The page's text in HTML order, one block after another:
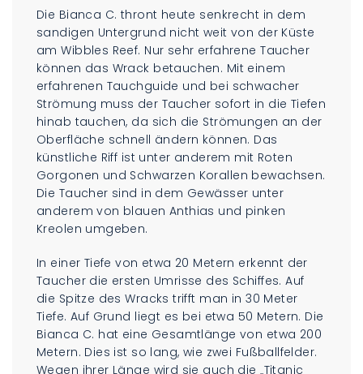
Die Bianca C. thront heute senkrecht in dem
sandigen Untergrund nicht weit von der Küste
am Wibbles Reef. Nur sehr erfahrene Taucher
können das Wrack betauchen. Mit einem
erfahrenen Tauchguide und bei schwacher
Strömung muss der Taucher sofort in die Tiefen
hinab tauchen, da sich die Strömungen an der
Oberfläche schnell ändern können. Das
künstliche Riff ist unter anderem mit Roten
Gorgonen und Schwarzen Korallen bewachsen.
Die Taucher sind in dem Gewässer unter
anderem von blauen Anthias und pinken
Kreolen umgeben.
In einer Tiefe von etwa 20 Metern erkennt der
Taucher die ersten Umrisse des Schiffes. Auf
die Spitze des Wracks trifft man in 30 Meter
Tiefe. Auf Grund liegt es bei etwa 50 Metern. Die
Bianca C. hat eine Gesamtlänge von etwa 200
Metern. Dies ist so lang, wie zwei Fußballfelder.
Wegen ihrer Länge wird sie auch die „Titanic